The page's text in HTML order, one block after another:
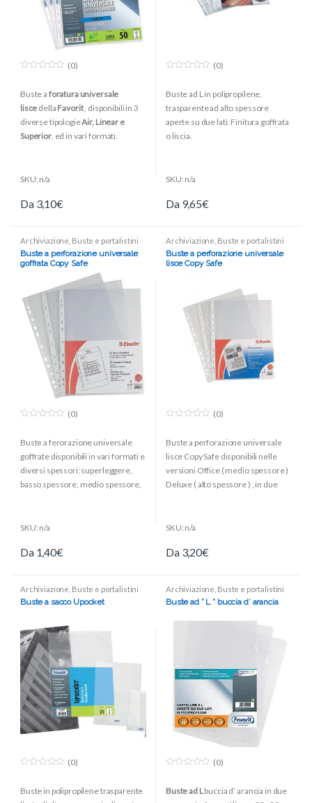
u
o
5
(0)
Buste a foratura universale
lisce della Favorit, disponibili in 3
diverse tipologieAir, Linear e
Superior, ed in vari formati.
SKU: n/a
Da 3,10€
u
o
5
(0)
Buste ad L in polipropilene,
trasparente ad alto spessore
aperte su due lati. Finitura goffrata
o liscia.
SKU: n/a
Da 9,65€
Archiviazione Buste e portalistini
Buste a perforazione universale
goffrata Copy Safe
u
o
5
(0)
Buste a ferorazione universale
goffrate disponibili in vari formati e
diversi spessori: superleggere,
basso spessore, medio spessore,
SKU: n/a
Da 1,40€
Archiviazione Buste e portalistini
Buste a perforazione universale
lisce Copy Safe
u
o
5
(0)
Buste a perforazione universale
lisce Copy Safe disponibili nelle
versioni Office ( medio spessore )
Deluxe ( alto spessore ) , in due
SKU: n/a
Da 3,20€
Archiviazione Buste e portalistini
Buste a sacco Upocket
u
(0)
Buste in polipropilene trasparente
Archiviazione Buste e portalistini
Buste ad ” L ” buccia d’ arancia
u
(0)
Buste ad Lbuccia d’ arancia in due